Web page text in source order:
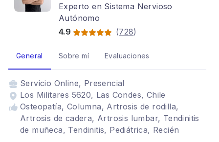
Experto en Sistema Nervioso
Autónomo
4.9
(728)
General Sobre mí Evaluaciones
Servicio Online, Presencial
Los Militares 5620, Las Condes, Chile
Osteopatía, Columna, Artrosis de rodilla,
Artrosis de cadera, Artrosis lumbar, Tendinitis
de muñeca, Tendinitis, Pediátrica, Recién